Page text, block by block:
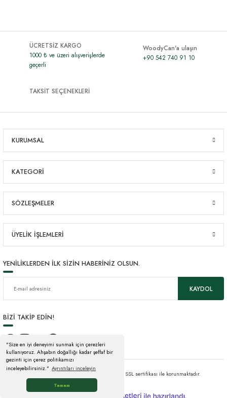
"Size en iyi deneyimi sunmak için çerezleri
kullanıyoruz. Ahşabın doğallığı kadar şeffaf bir
gezinti için çerez politikamızı
inceleyebilirsiniz." Ayrıntıları inceleyin
Tamam
ÜCRETSİZ KARGO
1000 ₺ ve üzeri alışverişlerde
geçerli
WoodyCan'a ulaşın
+90 542 740 91 10
TAKSİT SEÇENEKLERİ
KURUMSAL
KATEGORİ
SÖZLEŞMELER
ÜYELİK İŞLEMLERİ
YENİLİKLERDEN İLK SİZİN HABERİNİZ OLSUN.
KAYDOL
BİZİ TAKİP EDİN!
© Tüm hakları saklıdır. Kredi kartı bilgileriniz 256bit SSL sertifikası ile korunmaktadır.
e-